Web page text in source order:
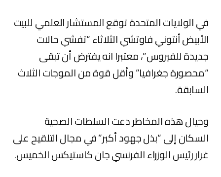
في الولايات المتحدة توقع المستشار العلمي للبيت
الأبيض أنتوني فاوتشي الثلاثاء “تفشي حالات
جديدة للفيروس”، معتبرا انه يفترض أن تبقى
“محصورة جغرافيا” وأقل قوة من الموجات الثلاث
السابقة.
وحيال هذه المخاطر دعت السلطات الصحية
السكان إلى “بذل جهود أكبر” في مجال التلقيح على
غرار رئيس الوزراء الفرنسي جان كاستيكس الخميس.